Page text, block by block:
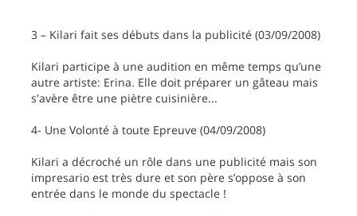
3 – Kilari fait ses débuts dans la publicité (03/09/2008)
Kilari participe à une audition en même temps qu’une
autre artiste: Erina. Elle doit préparer un gâteau mais
s'avère être une piètre cuisinière...
4- Une Volonté à toute Epreuve (04/09/2008)
Kilari a décroché un rôle dans une publicité mais son
impresario est très dure et son père s’oppose à son
entrée dans le monde du spectacle !